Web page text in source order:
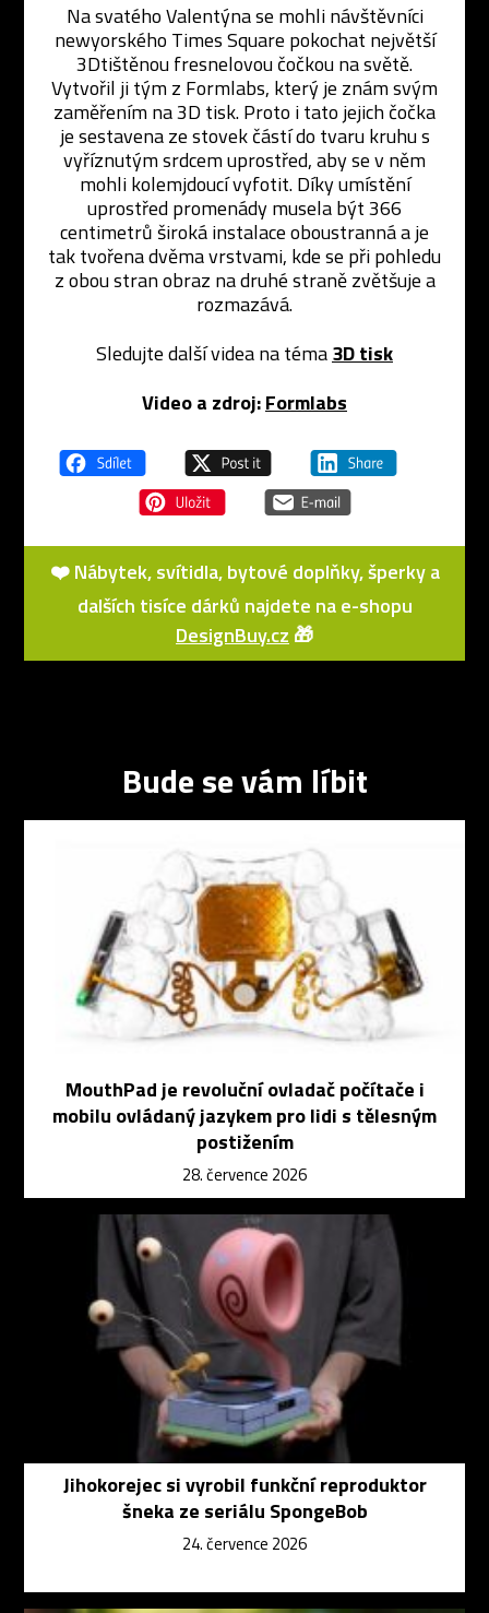
Na svatého Valentýna se mohli návštěvníci
newyorského Times Square pokochat největší
3Dtištěnou fresnelovou čočkou na světě.
Vytvořil ji tým z Formlabs, který je znám svým
zaměřením na 3D tisk. Proto i tato jejich čočka
je sestavena ze stovek částí do tvaru kruhu s
vyříznutým srdcem uprostřed, aby se v něm
mohli kolemjdoucí vyfotit. Díky umístění
uprostřed promenády musela být 366
centimetrů široká instalace oboustranná a je
tak tvořena dvěma vrstvami, kde se při pohledu
z obou stran obraz na druhé straně zvětšuje a
rozmazává.
Sledujte další videa na téma3D tisk
Video a zdroj:Formlabs
❤️ Nábytek, svítidla, bytové doplňky, šperky a
dalších tisíce dárků najdete na e-shopu
DesignBuy.cz 🎁
Bude se vám líbit
MouthPad je revoluční ovladač počítače i
mobilu ovládaný jazykem pro lidi s tělesným
postižením
28. července 2026
Jihokorejec si vyrobil funkční reproduktor
šneka ze seriálu SpongeBob
24. července 2026